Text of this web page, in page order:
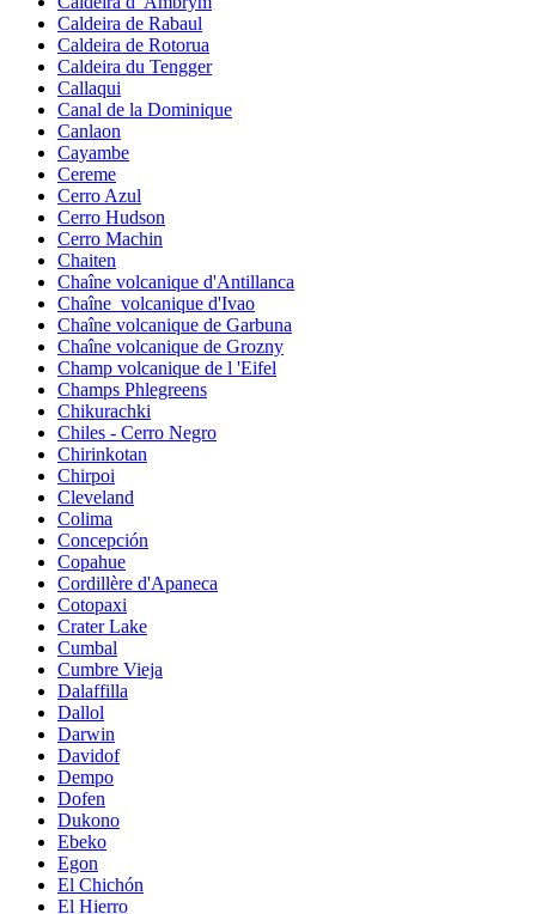
Caldeira de Rabaul
Caldeira de Rotorua
Caldeira du Tengger
Callaqui
Canal de la Dominique
Canlaon
Cayambe
Cereme
Cerro Azul
Cerro Hudson
Cerro Machin
Chaiten
Chaîne volcanique d'Antillanca
Chaîne_volcanique d'Ivao
Chaîne volcanique de Garbuna
Chaîne volcanique de Grozny
Champ volcanique de l 'Eifel
Champs Phlegreens
Chikurachki
Chiles - Cerro Negro
Chirinkotan
Chirpoi
Cleveland
Colima
Concepción
Copahue
Cordillère d'Apaneca
Cotopaxi
Crater Lake
Cumbal
Cumbre Vieja
Dalaffilla
Dallol
Darwin
Davidof
Dempo
Dofen
Dukono
Ebeko
Egon
El Chichón
El Hierro